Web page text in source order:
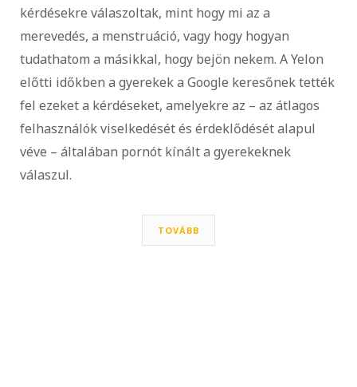
kérdésekre válaszoltak, mint hogy mi az a
merevedés, a menstruáció, vagy hogy hogyan
tudathatom a másikkal, hogy bejön nekem. A Yelon
előtti időkben a gyerekek a Google keresőnek tették
fel ezeket a kérdéseket, amelyekre az – az átlagos
felhasználók viselkedését és érdeklődését alapul
véve – általában pornót kínált a gyerekeknek
válaszul.
TOVÁBB